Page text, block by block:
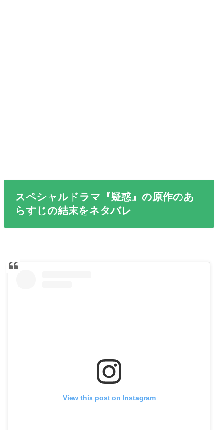
スペシャルドラマ『疑惑』の原作のあ
らすじの結末をネタバレ
View this post on Instagram